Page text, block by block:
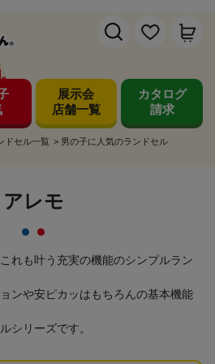
展示会
店舗一覧
カタログ
請求
ドセル一覧 > 男の子に人気のランドセル
アレモ
れも叶う充実の機能のシンプルラン
ンや安ピカッはもちろんの基本機能
シリーズです。